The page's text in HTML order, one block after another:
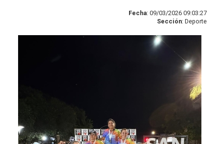
Fecha: 09/03/2026 09:03:27
Sección: Deporte